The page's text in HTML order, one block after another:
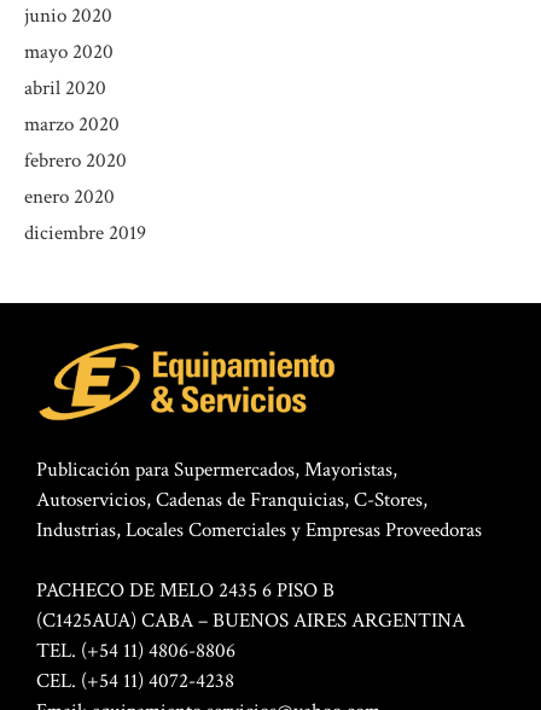
junio 2020
mayo 2020
abril 2020
marzo 2020
febrero 2020
enero 2020
diciembre 2019
Publicación para Supermercados, Mayoristas,
Autoservicios, Cadenas de Franquicias, C-Stores,
Industrias, Locales Comerciales y Empresas Proveedoras
PACHECO DE MELO 2435 6 PISO B
(C1425AUA) CABA – BUENOS AIRES ARGENTINA
TEL. (+54 11) 4806-8806
CEL. (+54 11) 4072-4238